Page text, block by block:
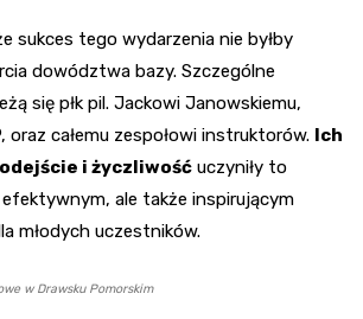
sukces tego wydarzenia nie byłby
dowództwa bazy. Szczególne
się płk pil. Jackowi Janowskiemu,
oraz całemu zespołowi instruktorów. Ich
i życzliwość uczyniły to
ale także inspirującym
młodych uczestników.
w Drawsku Pomorskim